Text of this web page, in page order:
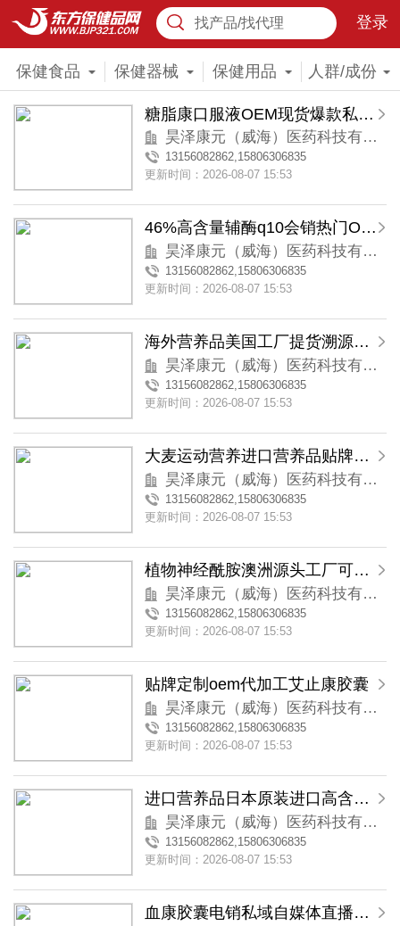
找产品/找代理 登录
保健食品 保健器械 保健用品 人群/成份
糖脂康口服液OEM现货爆款私域会销
昊泽康元（威海）医药科技有限公司
13156082862,15806306835
更新时间：2026-08-07 15:53
46%高含量辅酶q10会销热门OEM贴牌
昊泽康元（威海）医药科技有限公司
13156082862,15806306835
更新时间：2026-08-07 15:53
海外营养品美国工厂提货溯源跨境代工 SPD.PQQ
昊泽康元（威海）医药科技有限公司
13156082862,15806306835
更新时间：2026-08-07 15:53
大麦运动营养进口营养品贴牌代工澳洲源头工厂跨境代工
昊泽康元（威海）医药科技有限公司
13156082862,15806306835
更新时间：2026-08-07 15:53
植物神经酰胺澳洲源头工厂可溯源可自提跨境代工
昊泽康元（威海）医药科技有限公司
13156082862,15806306835
更新时间：2026-08-07 15:53
贴牌定制oem代加工艾止康胶囊
昊泽康元（威海）医药科技有限公司
13156082862,15806306835
更新时间：2026-08-07 15:53
进口营养品日本原装进口高含量纳豆4000fu纳豆激酶
昊泽康元（威海）医药科技有限公司
13156082862,15806306835
更新时间：2026-08-07 15:53
血康胶囊电销私域自媒体直播热门ODM贴牌定制